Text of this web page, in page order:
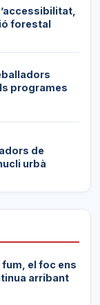
forestal
programes
de
urbà
el foc ens
arribant